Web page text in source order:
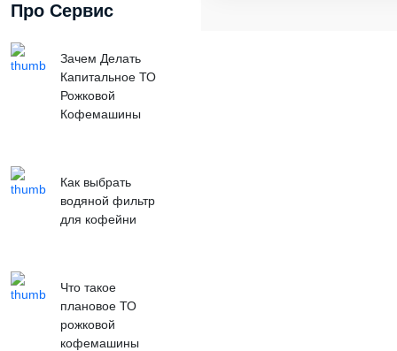
Про Сервис
Зачем Делать
Капитальное ТО
Рожковой
Кофемашины
Как выбрать
водяной фильтр
для кофейни
Что такое
плановое ТО
рожковой
кофемашины